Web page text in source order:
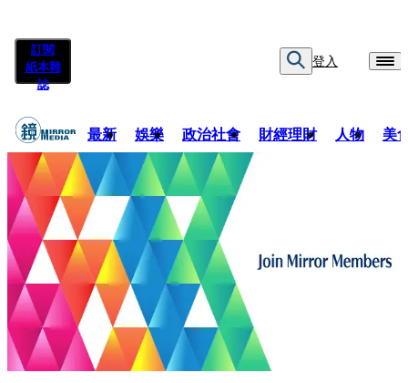
訂閱
紙本雜
誌
登入
最新 娛樂 政治社會 財經理財 人物 美